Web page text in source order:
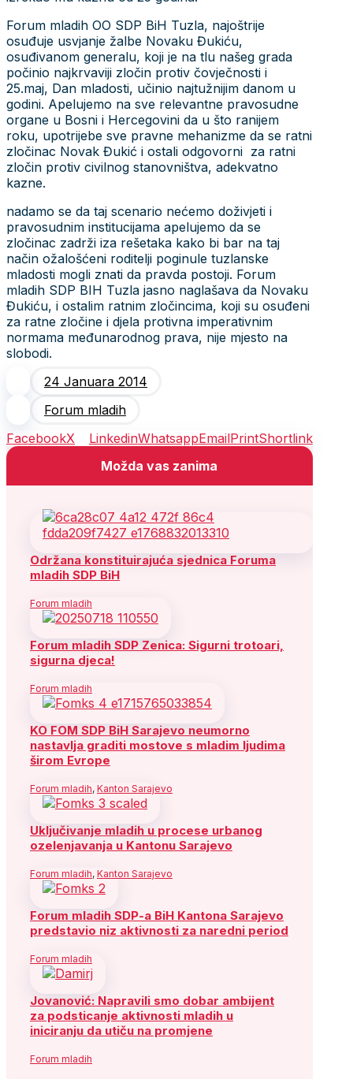
Forum mladih OO SDP BiH Tuzla, najoštrije
osuđuje usvjanje žalbe Novaku Đukiću,
osuđivanom generalu, koji je na tlu našeg grada
počinio najkrvaviji zločin protiv čovječnosti i
25.maj, Dan mladosti, učinio najtužnijim danom u
godini. Apelujemo na sve relevantne pravosudne
organe u Bosni i Hercegovini da u što ranijem
roku, upotrijebe sve pravne mehanizme da se ratni
zločinac Novak Đukić i ostali odgovorni za ratni
zločin protiv civilnog stanovništva, adekvatno
kazne.
nadamo se da taj scenario nećemo doživjeti i
pravosudnim institucijama apelujemo da se
zločinac zadrži iza rešetaka kako bi bar na taj
način ožalošćeni roditelji poginule tuzlanske
mladosti mogli znati da pravda postoji. Forum
mladih SDP BIH Tuzla jasno naglašava da Novaku
Đukiću, i ostalim ratnim zločincima, koji su osuđeni
za ratne zločine i djela protivna imperativnim
normama međunarodnog prava, nije mjesto na
slobodi.
24 Januara 2014
Forum mladih
FacebookX LinkedinWhatsappEmailPrintShortlink
Možda vas zanima
Održana konstituirajuća sjednica Foruma
mladih SDP BiH
Forum mladih
Forum mladih SDP Zenica: Sigurni trotoari,
sigurna djeca!
Forum mladih
KO FOM SDP BiH Sarajevo neumorno
nastavlja graditi mostove s mladim ljudima
širom Evrope
Forum mladih, Kanton Sarajevo
Uključivanje mladih u procese urbanog
ozelenjavanja u Kantonu Sarajevo
Forum mladih, Kanton Sarajevo
Forum mladih SDP-a BiH Kantona Sarajevo
predstavio niz aktivnosti za naredni period
Forum mladih
Jovanović: Napravili smo dobar ambijent
za podsticanje aktivnosti mladih u
iniciranju da utiču na promjene
Forum mladih